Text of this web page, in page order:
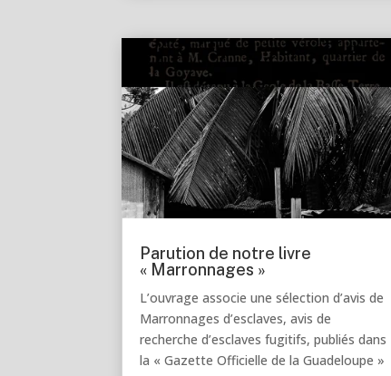
Parution de notre livre
« Marronnages »
L’ouvrage associe une sélection d’avis de
Marronnages d’esclaves, avis de
recherche d’esclaves fugitifs, publiés dans
la « Gazette Officielle de la Guadeloupe »